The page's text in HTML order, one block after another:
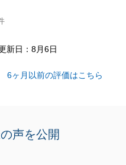
努めてまいります。
新日：8月6日
6ヶ月以前の評価はこちら
声を公開